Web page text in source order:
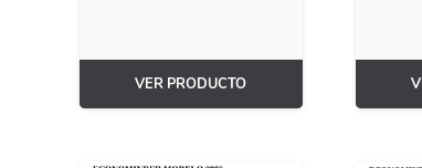
VER PRODUCTO